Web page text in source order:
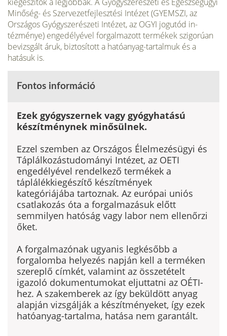
Minőség- és Szervezetfejlesztési Intézet (GYEMSZI, az
Országos Gyógyszerészeti Intézet, az OGYI jogutód in­
tézménye) engedélyével forgalmazott termékek szigorúan
bevizsgált áruk, bizto­sított a hatóanyag-tartalmuk és a
hatásuk is.
Fontos információ
Ezek gyógyszernek vagy gyógyha­tású
készítménynek minősülnek.
Ezzel szemben az Országos Élelmezésügyi és
Táplálkozástudományi Intézet, az OETI
engedélyével rendelkező termékek a
táplálékkiegészítő készítmények
kategóriájába tartoznak. Az európai uniós
csat­lakozás óta a forgalmazásuk előtt
semmilyen hatóság vagy labor nem ellenőrzi
őket.
A forgalmazónak ugyanis legkésőbb a
forgalomba helyezés napján kell a ter­méken
szereplő címkét, valamint az összetételt
igazoló dokumentumokat eljut­tatni az OÉTI-
hez. A szakemberek az így beküldött anyag
alapján vizsgálják a ké­szítményeket, így ezek
hatóanyag-tartalma, hatása nem garantált.